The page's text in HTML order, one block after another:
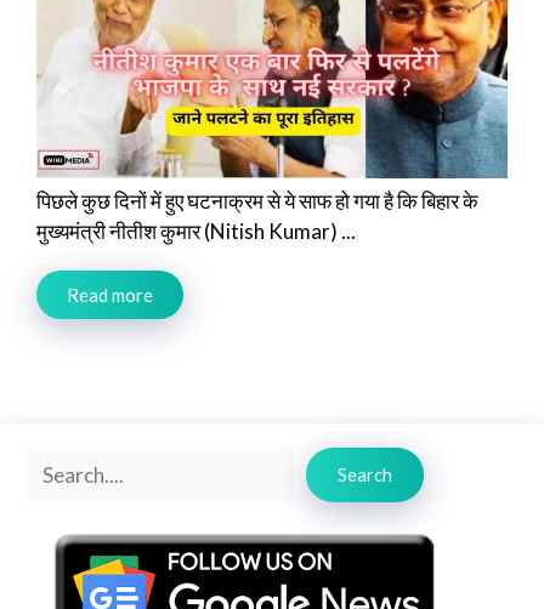
पिछले कुछ दिनों में हुए घटनाक्रम से ये साफ हो गया है कि बिहार के
मुख्यमंत्री नीतीश कुमार (Nitish Kumar) ...
Read more
Search
Search